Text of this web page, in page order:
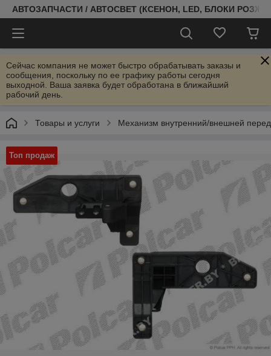
АВТОЗАПЧАСТИ / АВТОСВЕТ (КСЕНОН, LED, БЛОКИ
Сейчас компания не может быстро обрабатывать заказы и
сообщения, поскольку по ее графику работы сегодня
выходной. Ваша заявка будет обработана в ближайший
рабочий день.
Товары и услуги Механизм внутренний/внешней
Топ продаж